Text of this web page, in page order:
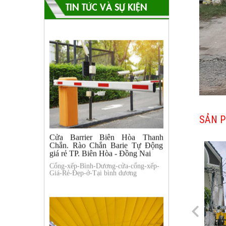
TIN TỨC VÀ SỰ KIỆN
Cửa Barrier Biên Hòa Thanh
Chắn. Rào Chắn Barie Tự Động
giá rẻ TP. Biên Hòa - Đồng Nai
Cổng-xếp-Bình-Dương-cửa-cổng-xếp-
Giá-Rẻ-Đẹp-ở-Tại bình dương
SẢN